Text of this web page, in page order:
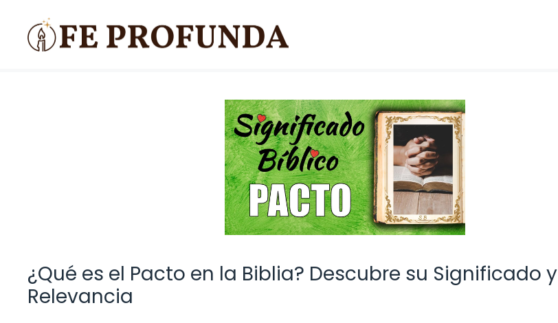
contenido
¿Qué es el Pacto en la Biblia? Descubre su Significado y
Relevancia